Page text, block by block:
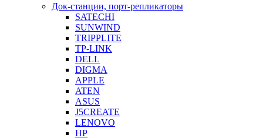
Док-станции, порт-репликаторы
SATECHI
SUNWIND
TRIPPLITE
TP-LINK
DELL
DIGMA
APPLE
ATEN
ASUS
J5CREATE
LENOVO
HP